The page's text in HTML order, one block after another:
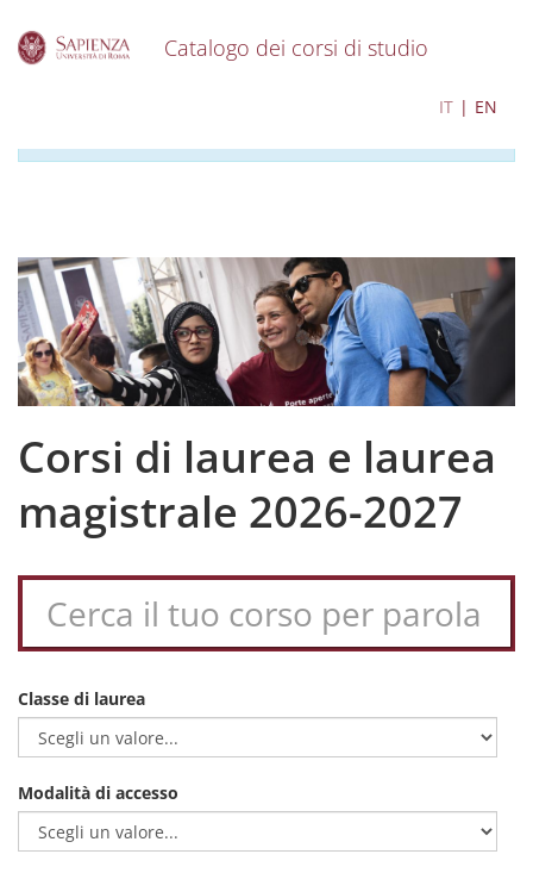
Catalogo dei corsi di studio
IT EN
I contenuti del catalogo per l'a.a. 2026-2027 sono in
Corsi di laurea e laurea
magistrale 2026-2027
Classe di laurea
Modalità di accesso